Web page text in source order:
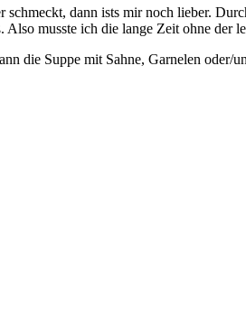
dann ists mir noch lieber.
musste ich die lange Zeit ohne der
die Suppe mit Sahne, Garnelen oder/